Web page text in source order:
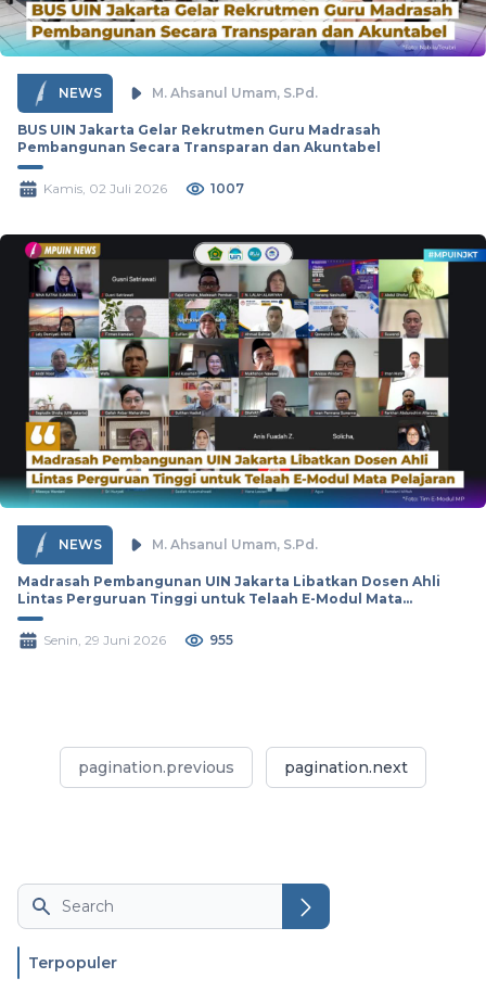
NEWS M. Ahsanul Umam, S.Pd.
BUS UIN Jakarta Gelar Rekrutmen Guru Madrasah
Pembangunan Secara Transparan dan Akuntabel
Kamis, 02 Juli 2026 1007
NEWS M. Ahsanul Umam, S.Pd.
Madrasah Pembangunan UIN Jakarta Libatkan Dosen Ahli
Lintas Perguruan Tinggi untuk Telaah E-Modul Mata
Pelajaran
Senin, 29 Juni 2026
955
pagination.previous pagination.next
Search
Terpopuler